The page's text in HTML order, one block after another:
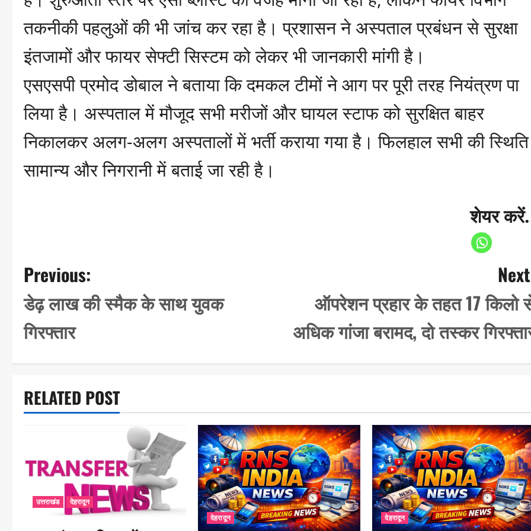
तकनीकी पहलुओं की भी जांच कर रहा है। प्रशासन ने अस्पताल प्रबंधन से सुरक्षा
इंतजामों और फायर सेफ्टी सिस्टम को लेकर भी जानकारी मांगी है।
एसएसपी प्रमोद डोबाल ने बताया कि दमकल टीमों ने आग पर पूरी तरह नियंत्रण पा
लिया है। अस्पताल में मौजूद सभी मरीजों और घायल स्टाफ को सुरक्षित बाहर
निकालकर अलग-अलग अस्पतालों में भर्ती कराया गया है। फिलहाल सभी की स्थिति
सामान्य और निगरानी में बताई जा रही है।
शेयर
P
o
s
t
v
i
a
t
Previous:
डेढ़ लाख की स्मैक के साथ युवक
गिरफ्तार
ऑपरेशन प्रहार के तहत 17 किलो
अधिक गांजा बरामद, दो तस्कर
RELATED POST
उत्तराखंड देहरादून
देहरादून देहरादून